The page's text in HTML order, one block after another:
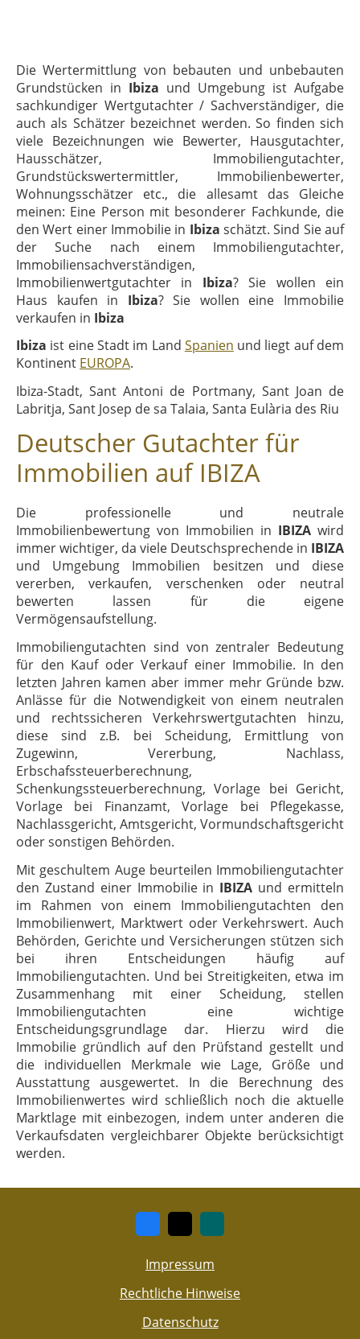
Die Wertermittlung von bebauten und unbebauten
Grundstücken in Ibiza und Umgebung ist Aufgabe
sachkundiger Wertgutachter / Sachverständiger, die
auch als Schätzer bezeichnet werden. So finden sich
viele Bezeichnungen wie Bewerter, Hausgutachter,
Hausschätzer, Immobiliengutachter,
Grundstückswertermittler, Immobilienbewerter,
Wohnungsschätzer etc., die allesamt das Gleiche
meinen: Eine Person mit besonderer Fachkunde, die
den Wert einer Immobilie in Ibiza schätzt. Sind Sie auf
der Suche nach einem Immobiliengutachter,
Immobiliensachverständigen,
Immobilienwertgutachter in Ibiza? Sie wollen ein
Haus kaufen in Ibiza? Sie wollen eine Immobilie
verkaufen in Ibiza
Ibiza ist eine Stadt im Land Spanien und liegt auf dem
Kontinent EUROPA.
Ibiza-Stadt, Sant Antoni de Portmany, Sant Joan de
Labritja, Sant Josep de sa Talaia, Santa Eulària des Riu
Deutscher Gutachter für
Immobilien auf IBIZA
Die professionelle und neutrale
Immobilienbewertung von Immobilien in IBIZA wird
immer wichtiger, da viele Deutschsprechende in IBIZA
und Umgebung Immobilien besitzen und diese
vererben, verkaufen, verschenken oder neutral
bewerten lassen für die eigene
Vermögensaufstellung.
Immobiliengutachten sind von zentraler Bedeutung
für den Kauf oder Verkauf einer Immobilie. In den
letzten Jahren kamen aber immer mehr Gründe bzw.
Anlässe für die Notwendigkeit von einem neutralen
und rechtssicheren Verkehrswertgutachten hinzu,
diese sind z.B. bei Scheidung, Ermittlung von
Zugewinn, Vererbung, Nachlass,
Erbschafssteuerberechnung,
Schenkungssteuerberechnung, Vorlage bei Gericht,
Vorlage bei Finanzamt, Vorlage bei Pflegekasse,
Nachlassgericht, Amtsgericht, Vormundschaftsgericht
oder sonstigen Behörden.
Mit geschultem Auge beurteilen Immobiliengutachter
den Zustand einer Immobilie in IBIZA und ermitteln
im Rahmen von einem Immobiliengutachten den
Immobilienwert, Marktwert oder Verkehrswert. Auch
Behörden, Gerichte und Versicherungen stützen sich
bei ihren Entscheidungen häufig auf
Immobiliengutachten. Und bei Streitigkeiten, etwa im
Zusammenhang mit einer Scheidung, stellen
Immobiliengutachten eine wichtige
Entscheidungsgrundlage dar. Hierzu wird die
Immobilie gründlich auf den Prüfstand gestellt und
die individuellen Merkmale wie Lage, Größe und
Ausstattung ausgewertet. In die Berechnung des
Immobilienwertes wird schließlich noch die aktuelle
Marktlage mit einbezogen, indem unter anderen die
Verkaufsdaten vergleichbarer Objekte berücksichtigt
werden.
Impressum
Rechtliche Hinweise
Datenschutz